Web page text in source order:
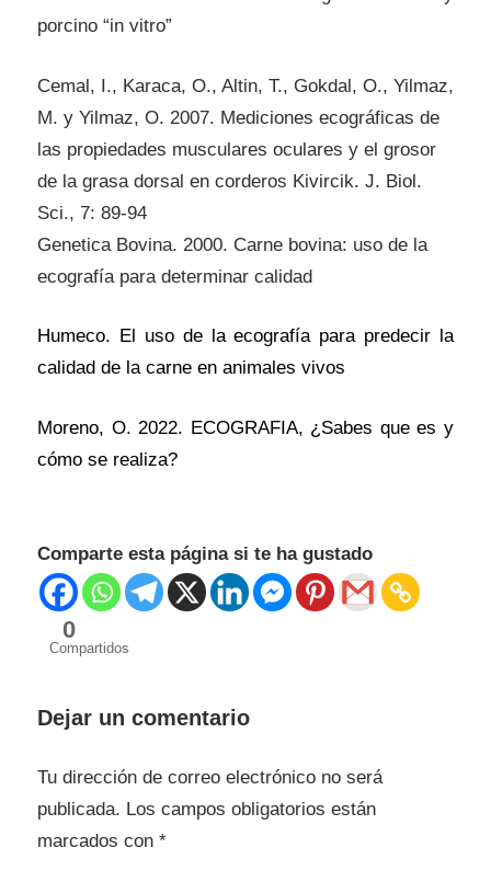
porcino “in vitro”
Cemal, I., Karaca, O., Altin, T., Gokdal, O., Yilmaz,
M. y Yilmaz, O. 2007. Mediciones ecográficas de
las propiedades musculares oculares y el grosor
de la grasa dorsal en corderos Kivircik. J. Biol.
Sci., 7: 89-94
Genetica Bovina. 2000. Carne bovina: uso de la
ecografía para determinar calidad
Humeco. El uso de la ecografía para predecir la
calidad de la carne en animales vivos
Moreno, O. 2022. ECOGRAFIA, ¿Sabes que es y
cómo se realiza?
Comparte esta página si te ha gustado
0
Compartidos
Dejar un comentario
Tu dirección de correo electrónico no será
publicada. Los campos obligatorios están
marcados con *